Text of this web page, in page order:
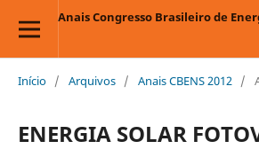
Anais Congresso Brasileiro de
Início / Arquivos / Anais CBENS 2012 /
ENERGIA SOLAR